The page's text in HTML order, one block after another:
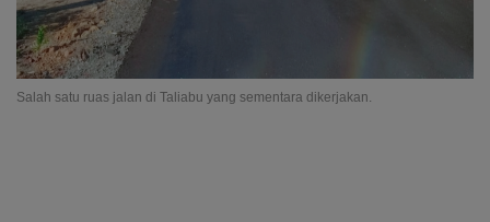
Salah satu ruas jalan di Taliabu yang sementara dikerjakan.